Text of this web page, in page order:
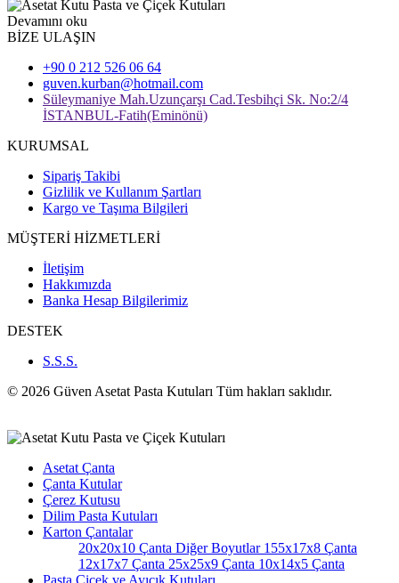
Devamını oku
BİZE ULAŞIN
+90 0 212 526 06 64
guven.kurban@hotmail.com
Süleymaniye Mah.Uzunçarşı Cad.Tesbihçi Sk. No:2/4
İSTANBUL-Fatih(Eminönü)
KURUMSAL
Sipariş Takibi
Gizlilik ve Kullanım Şartları
Kargo ve Taşıma Bilgileri
MÜŞTERİ HİZMETLERİ
İletişim
Hakkımızda
Banka Hesap Bilgilerimiz
DESTEK
S.S.S.
© 2026 Güven Asetat Pasta Kutuları Tüm hakları saklıdır.
Asetat Çanta
Çanta Kutular
Çerez Kutusu
Dilim Pasta Kutuları
Karton Çantalar
20x20x10 Çanta Diğer Boyutlar155x17x8 Çanta
12x17x7 Çanta 25x25x9 Çanta 10x14x5 Çanta
Pasta Çiçek ve Ayıcık Kutuları